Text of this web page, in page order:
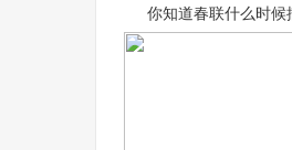
你知道春联什么时候